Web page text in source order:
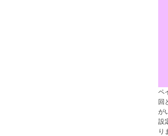
ペ
回
が
設
り